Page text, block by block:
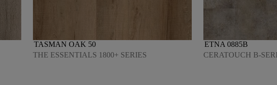
TASMAN OAK 50
THE ESSENTIALS 1800+ SERIES
ETNA 0885B
CERATOUCH B-